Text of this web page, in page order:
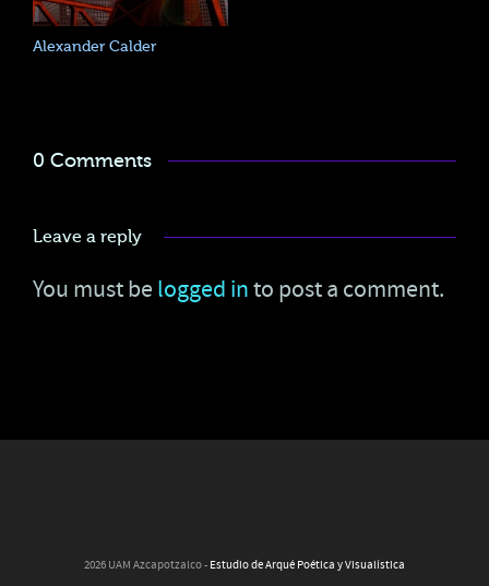
Alexander Calder
0 Comments
Leave a reply
You must be logged into post a comment.
2026 UAM Azcapotzalco - Estudio de Arqué Poética y Visualística